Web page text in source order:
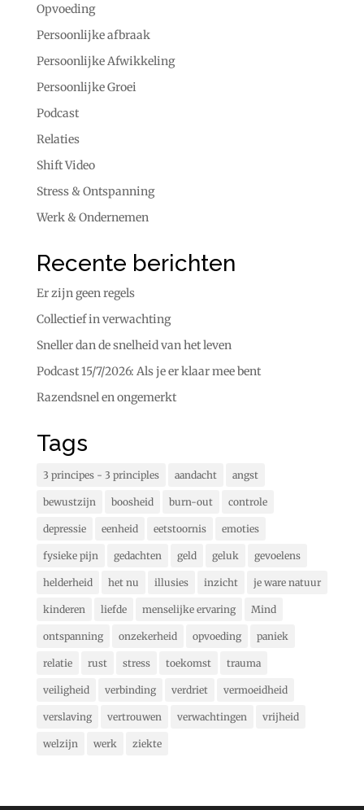
Opvoeding
Persoonlijke afbraak
Persoonlijke Afwikkeling
Persoonlijke Groei
Podcast
Relaties
Shift Video
Stress & Ontspanning
Werk & Ondernemen
Recente berichten
Er zijn geen regels
Collectief in verwachting
Sneller dan de snelheid van het leven
Podcast 15/7/2026: Als je er klaar mee bent
Razendsnel en ongemerkt
Tags
3 principes - 3 principles aandacht angst
bewustzijn boosheid burn-out controle
depressie eenheid eetstoornis emoties
fysieke pijn gedachten geld geluk gevoelens
helderheid het nu illusies inzicht je ware natuur
kinderen liefde menselijke ervaring Mind
ontspanning onzekerheid opvoeding paniek
relatie rust stress toekomst trauma
veiligheid verbinding verdriet vermoeidheid
verslaving vertrouwen verwachtingen vrijheid
welzijn werk ziekte